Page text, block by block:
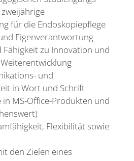
für die Endoskopiepflege
Eigenverantwortung
zu Innovation und
und
in Wort und Schrift
in MS-Office-Produkten und
Flexibilität sowie
den Zielen eines